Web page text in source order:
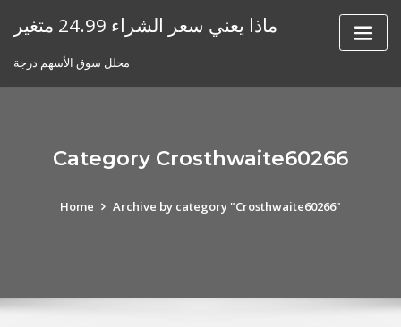
ماذا يعني سعر الشراء 24.99 متغير
محلل سوق الأسهم درجة
Category Crosthwaite60266
Home Archive by category "Crosthwaite60266"